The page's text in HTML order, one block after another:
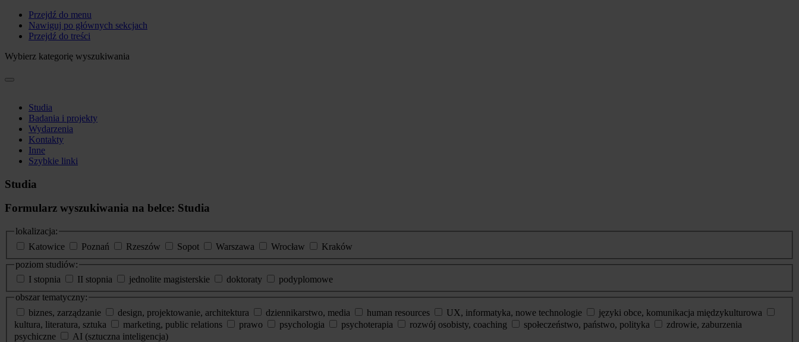
Przejdź do menu
Nawiguj po głównych sekcjach
Przejdź do treści
Wybierz kategorię wyszukiwania
Studia
Badania i projekty
Wydarzenia
Kontakty
Inne
Szybkie linki
Studia
Formularz wyszukiwania na belce: Studia
lokalizacja:
Katowice
Poznań Rzeszów Sopot Warszawa Wrocław
Kraków
poziom studiów:
I stopnia
II stopnia jednolite magisterskie doktoraty
podyplomowe
obszar tematyczny:
biznes, zarządzanie
design, projektowanie, architektura dziennikarstwo, media human resources UX, informatyka, nowe technologie
języki obce, komunikacja międzykulturowa
kultura, literatura, sztuka
marketing, public relations prawo psychologia psychoterapia rozwój osobisty, coaching społeczeństwo, państwo, polityka
zdrowie, zaburzenia
psychiczne
AI (sztuczna inteligencja)